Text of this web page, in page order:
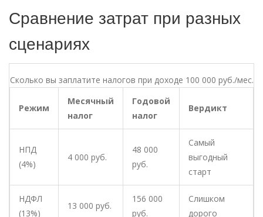
Сравнение затрат при разных
сценариях
Сколько вы заплатите налогов при доходе 100 000 руб./мес.
Режим
Месячный
налог
Годовой
налог
Вердикт
НПД
(4%)
4 000 руб.
48 000
руб.
Самый
выгодный
старт
НДФЛ
(13%)
13 000 руб.
156 000
руб.
Слишком
дорого